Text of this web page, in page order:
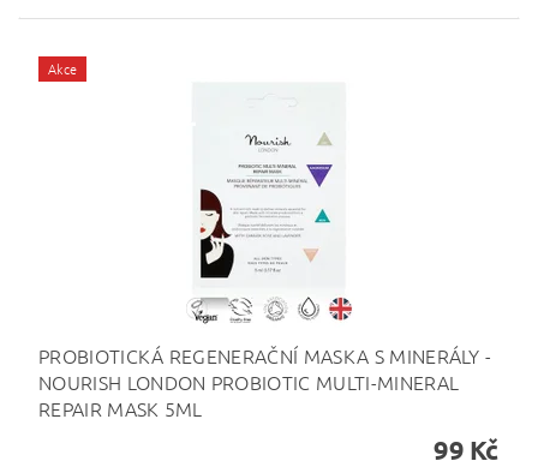
Akce
PROBIOTICKÁ REGENERAČNÍ MASKA S MINERÁLY -
NOURISH LONDON PROBIOTIC MULTI-MINERAL
REPAIR MASK 5ML
99 Kč